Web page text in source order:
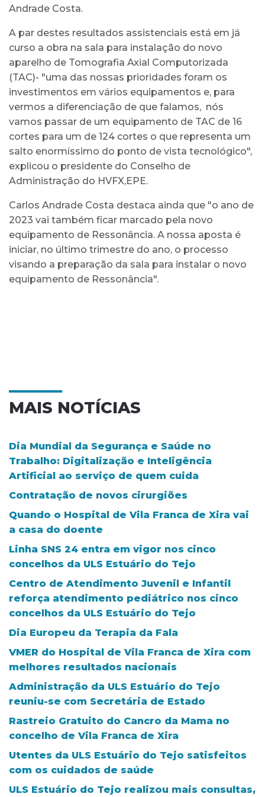
Andrade Costa.
A par destes resultados assistenciais está em já
curso a obra na sala para instalação do novo
aparelho de Tomografia Axial Computorizada
(TAC)- "uma das nossas prioridades foram os
investimentos em vários equipamentos e, para
vermos a diferenciação de que falamos, nós
vamos passar de um equipamento de TAC de 16
cortes para um de 124 cortes o que representa um
salto enormíssimo do ponto de vista tecnológico",
explicou o presidente do Conselho de
Administração do HVFX,EPE.
Carlos Andrade Costa destaca ainda que "o ano de
2023 vai também ficar marcado pela novo
equipamento de Ressonância. A nossa aposta é
iniciar, no último trimestre do ano, o processo
visando a preparação da sala para instalar o novo
equipamento de Ressonância".
MAIS NOTÍCIAS
Dia Mundial da Segurança e Saúde no
Trabalho: Digitalização e Inteligência
Artificial ao serviço de quem cuida
Contratação de novos cirurgiões
Quando o Hospital de Vila Franca de Xira vai
a casa do doente
Linha SNS 24 entra em vigor nos cinco
concelhos da ULS Estuário do Tejo
Centro de Atendimento Juvenil e Infantil
reforça atendimento pediátrico nos cinco
concelhos da ULS Estuário do Tejo
Dia Europeu da Terapia da Fala
VMER do Hospital de Vila Franca de Xira com
melhores resultados nacionais
Administração da ULS Estuário do Tejo
reuniu-se com Secretária de Estado
Rastreio Gratuito do Cancro da Mama no
concelho de Vila Franca de Xira
Utentes da ULS Estuário do Tejo satisfeitos
com os cuidados de saúde
ULS Estuário do Tejo realizou mais consultas,